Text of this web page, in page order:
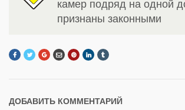
камер подряд на одной
признаны законными
ДОБАВИТЬ КОММЕНТАРИЙ